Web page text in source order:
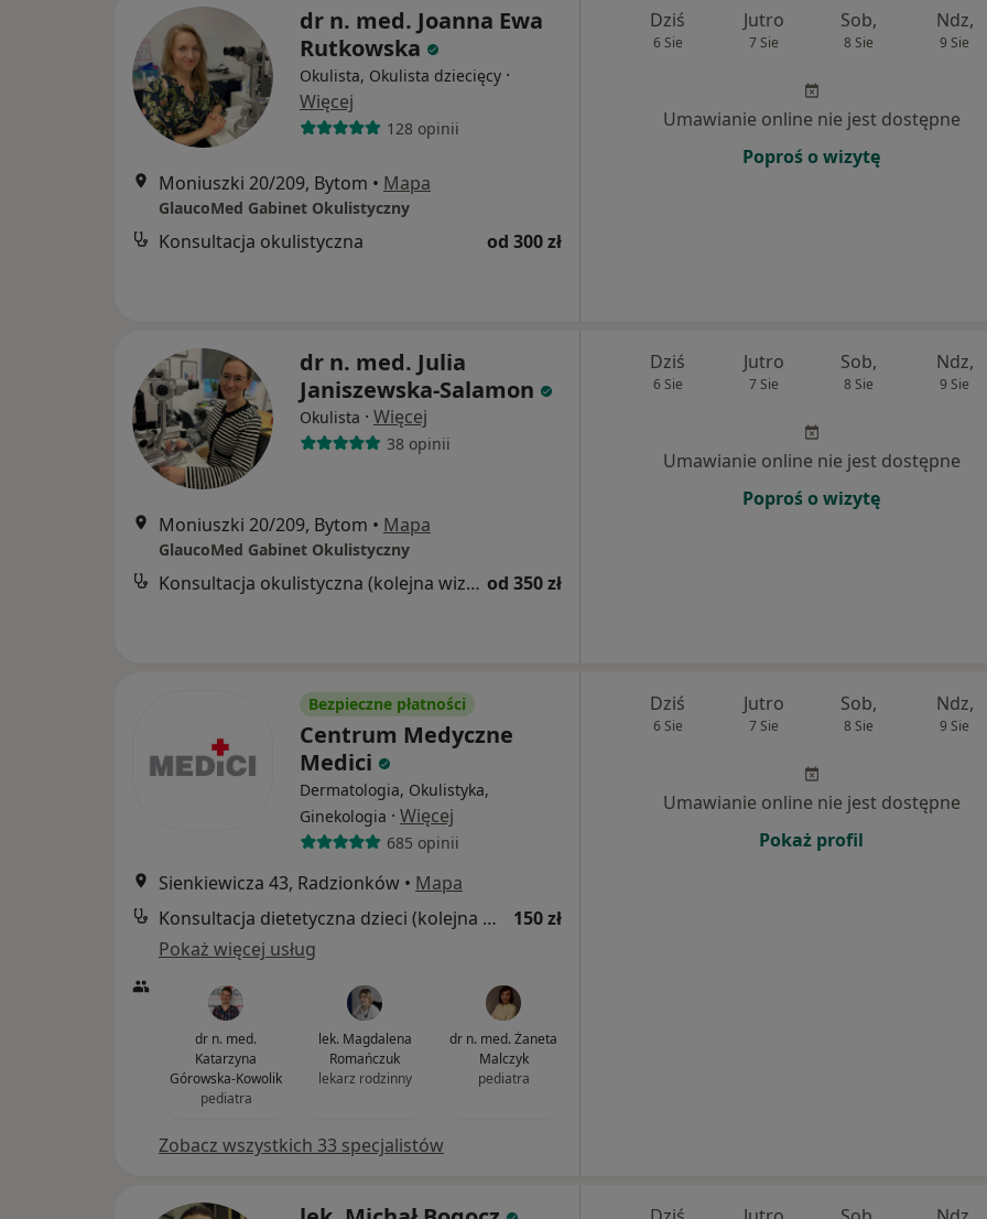
dr n. med. Joanna Ewa
Rutkowska
Okulista, Okulista dziecięcy ·
Więcej
128 opinii
Moniuszki 20/209, Bytom • Mapa
GlaucoMed Gabinet Okulistyczny
Konsultacja okulistyczna od 300 zł
Dziś
6 Sie
Jutro
7 Sie
Sob,
8 Sie
Ndz,
9 Sie
Umawianie online nie jest dostępne
Poproś o wizytę
dr n. med. Julia
Janiszewska-Salamon
Okulista · Więcej
38 opinii
Moniuszki 20/209, Bytom • Mapa
GlaucoMed Gabinet Okulistyczny
Konsultacja okulistyczna (kolejna wizyta) od 350 zł
Dziś
6 Sie
Jutro
7 Sie
Sob,
8 Sie
Ndz,
9 Sie
Umawianie online nie jest dostępne
Poproś o wizytę
Bezpieczne płatności
Centrum Medyczne
Medici
Dermatologia, Okulistyka,
Ginekologia · Więcej
685 opinii
Sienkiewicza 43, Radzionków • Mapa
Konsultacja dietetyczna dzieci (kolejna wizyta)
150 zł
Pokaż więcej usług
dr n. med.
Katarzyna
Górowska-Kowolik
pediatra
lek. Magdalena
Romańczuk
lekarz rodzinny
dr n. med. Żaneta
Malczyk
pediatra
Zobacz wszystkich 33 specjalistów
Dziś
6 Sie
Jutro
7 Sie
Sob,
8 Sie
Ndz,
9 Sie
Umawianie online nie jest dostępne
Pokaż profil